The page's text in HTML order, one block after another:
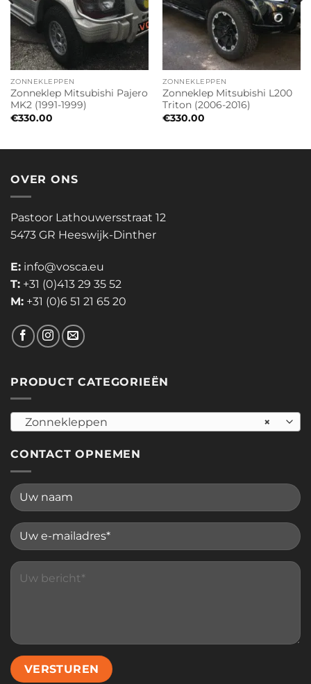
ZONNEKLEPPEN
Zonneklep Mitsubishi Pajero
MK2 (1991-1999)
€330.00
ZONNEKLEPPEN
Zonneklep Mitsubishi L200
Triton (2006-2016)
€330.00
OVER ONS
Pastoor Lathouwersstraat 12
5473 GR Heeswijk-Dinther
E: info@vosca.eu
T: +31 (0)413 29 35 52
M: +31 (0)6 51 21 65 20
PRODUCT CATEGORIEËN
×
Zonnekleppen
CONTACT OPNEMEN
Please leave this field empty.